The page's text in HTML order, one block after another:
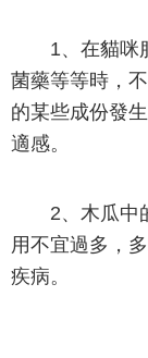
1、在貓咪
菌藥等等時，
的某些成份發
適感。
2、木瓜中
用不宜過多，
疾病。